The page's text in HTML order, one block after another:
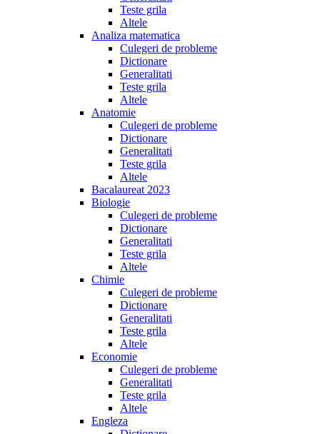
Teste grila
Altele
Analiza matematica
Culegeri de probleme
Dictionare
Generalitati
Teste grila
Altele
Anatomie
Culegeri de probleme
Dictionare
Generalitati
Teste grila
Altele
Bacalaureat 2023
Biologie
Culegeri de probleme
Dictionare
Generalitati
Teste grila
Altele
Chimie
Culegeri de probleme
Dictionare
Generalitati
Teste grila
Altele
Economie
Culegeri de probleme
Generalitati
Teste grila
Altele
Engleza